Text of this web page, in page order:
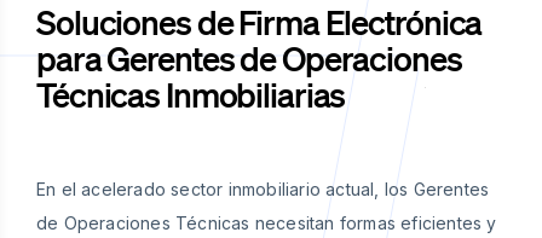
Soluciones de Firma Electrónica
para Gerentes de Operaciones
Técnicas Inmobiliarias
En el acelerado sector inmobiliario actual, los Gerentes
de Operaciones Técnicas necesitan formas eficientes y